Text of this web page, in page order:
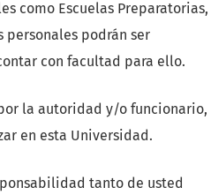
como Escuelas Preparatorias,
personales podrán ser
con facultad para ello.
la autoridad y/o funcionario,
en esta Universidad.
tanto de usted